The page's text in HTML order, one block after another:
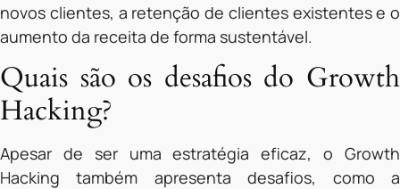
novos clientes, a retenção de clientes existentes e o
aumento da receita de forma sustentável.
Quais são os desafios do Growth
Hacking?
Apesar de ser uma estratégia eficaz, o Growth
Hacking também apresenta desafios, como a